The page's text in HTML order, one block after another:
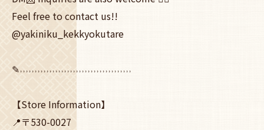
Feel free to contact us!!
@yakiniku_kekkyokutare
✎˒˒˒˒˒˒˒˒˒˒˒˒˒˒˒˒˒˒˒˒˒˒˒˒˒˒˒˒˒˒˒˒˒˒˒˒˒˒
【Store Information】
📍〒530-0027